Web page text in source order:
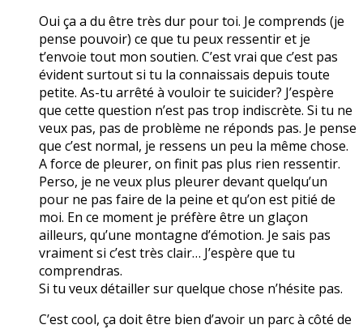
Oui ça a du être très dur pour toi. Je comprends (je
pense pouvoir) ce que tu peux ressentir et je
t’envoie tout mon soutien. C’est vrai que c’est pas
évident surtout si tu la connaissais depuis toute
petite. As-tu arrêté à vouloir te suicider? J’espère
que cette question n’est pas trop indiscrète. Si tu ne
veux pas, pas de problème ne réponds pas. Je pense
que c’est normal, je ressens un peu la même chose.
A force de pleurer, on finit pas plus rien ressentir.
Perso, je ne veux plus pleurer devant quelqu’un
pour ne pas faire de la peine et qu’on est pitié de
moi. En ce moment je préfère être un glaçon
ailleurs, qu’une montagne d’émotion. Je sais pas
vraiment si c’est très clair… J’espère que tu
comprendras.
Si tu veux détailler sur quelque chose n’hésite pas.
C’est cool, ça doit être bien d’avoir un parc à côté de